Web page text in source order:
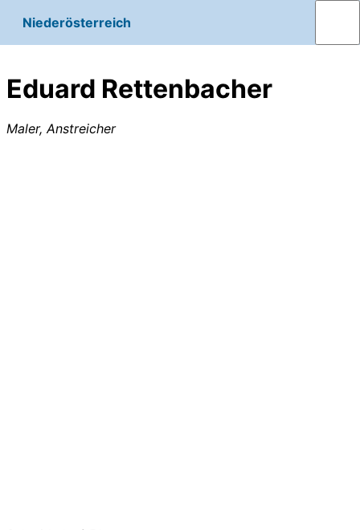
Niederösterreich
Eduard Rettenbacher
Maler, Anstreicher